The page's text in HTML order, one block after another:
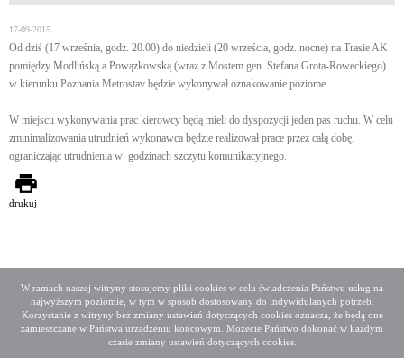
W ramach naszej witryny stosujemy pliki cookies w celu świadczenia Państwu usług na
najwyższym poziomie, w tym w sposób dostosowany do indywidulanych potrzeb.
Korzystanie z witryny bez zmiany ustawień dotyczących cookies oznacza, że będą one
zamieszczane w Państwa urządzeniu końcowym. Możecie Państwo dokonać w każdym
czasie zmiany ustawień dotyczących cookies.
17-09-2015
Od dziś (17 września, godz. 20.00) do niedzieli (20 wrześcia, godz. nocne) na Trasie AK
pomiędzy Modlińską a Powązkowską (wraz z Mostem gen. Stefana Grota-Roweckiego)
w kierunku Poznania Metrostav będzie wykonywał oznakowanie poziome.
W miejscu wykonywania prac kierowcy będą mieli do dyspozycji jeden pas ruchu. W celu
zminimalizowania utrudnień wykonawca będzie realizował prace przez całą dobę,
ograniczając utrudnienia w godzinach szczytu komunikacyjnego.
drukuj
Deklaracja dostępności
Mapa serwisu
Media społecznościowe
Twitter Facebook Linkedin